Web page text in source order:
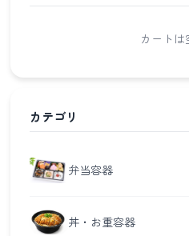
カートは
カテゴリ
弁当容器
丼・お重容器